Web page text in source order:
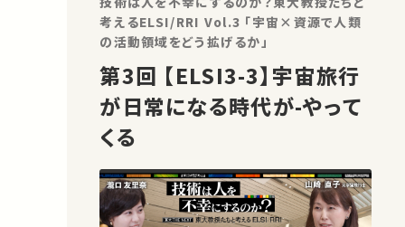
我々…
考えるELSI/RRI Vol.3 「宇宙×資源で人類
の活動領域をどう拡げるか」
第3回 【ELSI3-3】宇宙旅行
が日常になる時代が-やって
くる